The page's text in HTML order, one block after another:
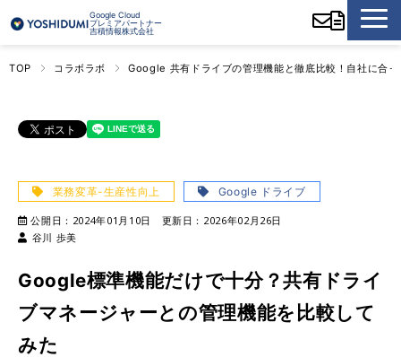
Google Cloud
プレミアパートナー
吉積情報株式会社
TOP コラボラボ Google 共有ドライブの管理機能と徹底比較！自社に合
業務変革-生産性向上 Google ドライブ
公開日： 2024年01月10日 更新日： 2026年02月26日
谷川 歩美
Google標準機能だけで十分？共有ドライ
ブマネージャーとの管理機能を比較して
みた